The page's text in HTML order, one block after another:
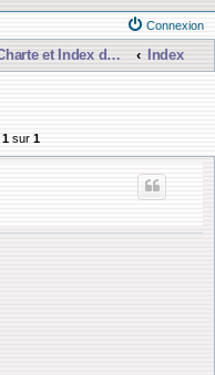
Connexion
Charte et Index du Forum
Index
1 sur 1